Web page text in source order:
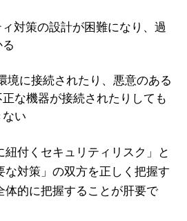
対策の設計が困難になり、過
境に接続されたり、悪意のある
な機器が接続されたりしても
い
紐付くセキュリティリスク」と
な対策」の双方を正しく把握す
体的に把握することが肝要で